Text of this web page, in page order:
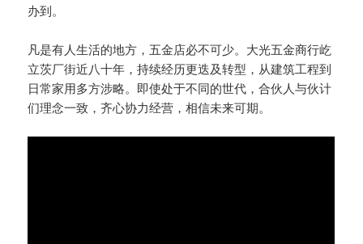
办到。
凡是有人生活的地方，五金店必不可少。大光五金商行屹
立茨厂街近八十年，持续经历更迭及转型，从建筑工程到
日常家用多方涉略。即使处于不同的世代，合伙人与伙计
们理念一致，齐心协力经营，相信未来可期。